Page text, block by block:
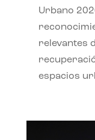
Urbano
relevantes
espacios